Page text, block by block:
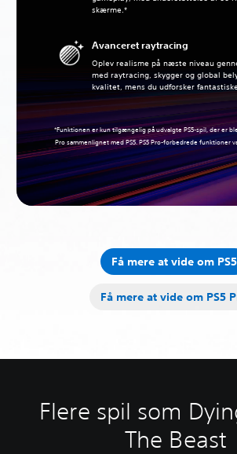
skærme.*
Avanceret raytracing
Oplev realisme på næste niveau
med raytracing, skygger og global
kvalitet, mens du udforsker
*Funktionen er kun tilgængelig på udvalgte PS5-spil, der er
Pro sammenlignet med PS5. PS5 Pro-forbedrede funktioner
Få mere at vide om PS5
Få mere at vide om PS5
Flere spil som
The Beast